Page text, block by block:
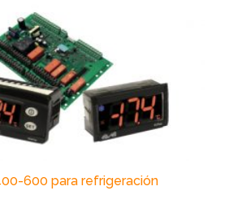
600 para refrigeración